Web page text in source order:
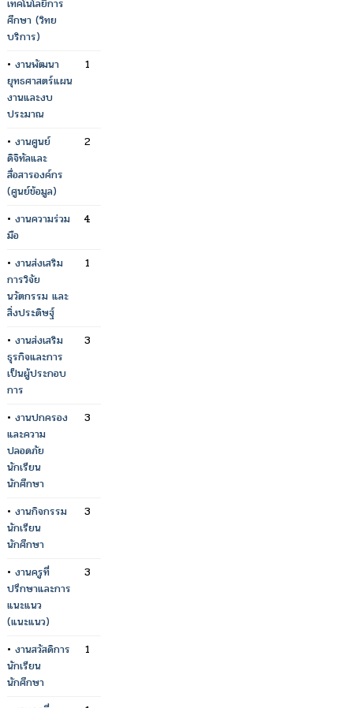
เทคโนโลยีการ
ศึกษา (วิทย
บริการ)
• งานพัฒนา
ยุทธศาสตร์แผน
งานและงบ
ประมาณ
1
• งานศูนย์
ดิจิทัลและ
สื่อสารองค์กร
(ศูนย์ข้อมูล)
2
• งานความร่วม
มือ
4
• งานส่งเสริม
การวิจัย
นวัตกรรม และ
สิ่งประดิษฐ์
1
• งานส่งเสริม
ธุรกิจและการ
เป็นผู้ประกอบ
การ
3
• งานปกครอง
และความ
ปลอดภัย
นักเรียน
นักศึกษา
3
• งานกิจกรรม
นักเรียน
นักศึกษา
3
• งานครูที่
ปรึกษาและการ
แนะแนว
(แนะแนว)
3
• งานสวัสดิการ
นักเรียน
นักศึกษา
1